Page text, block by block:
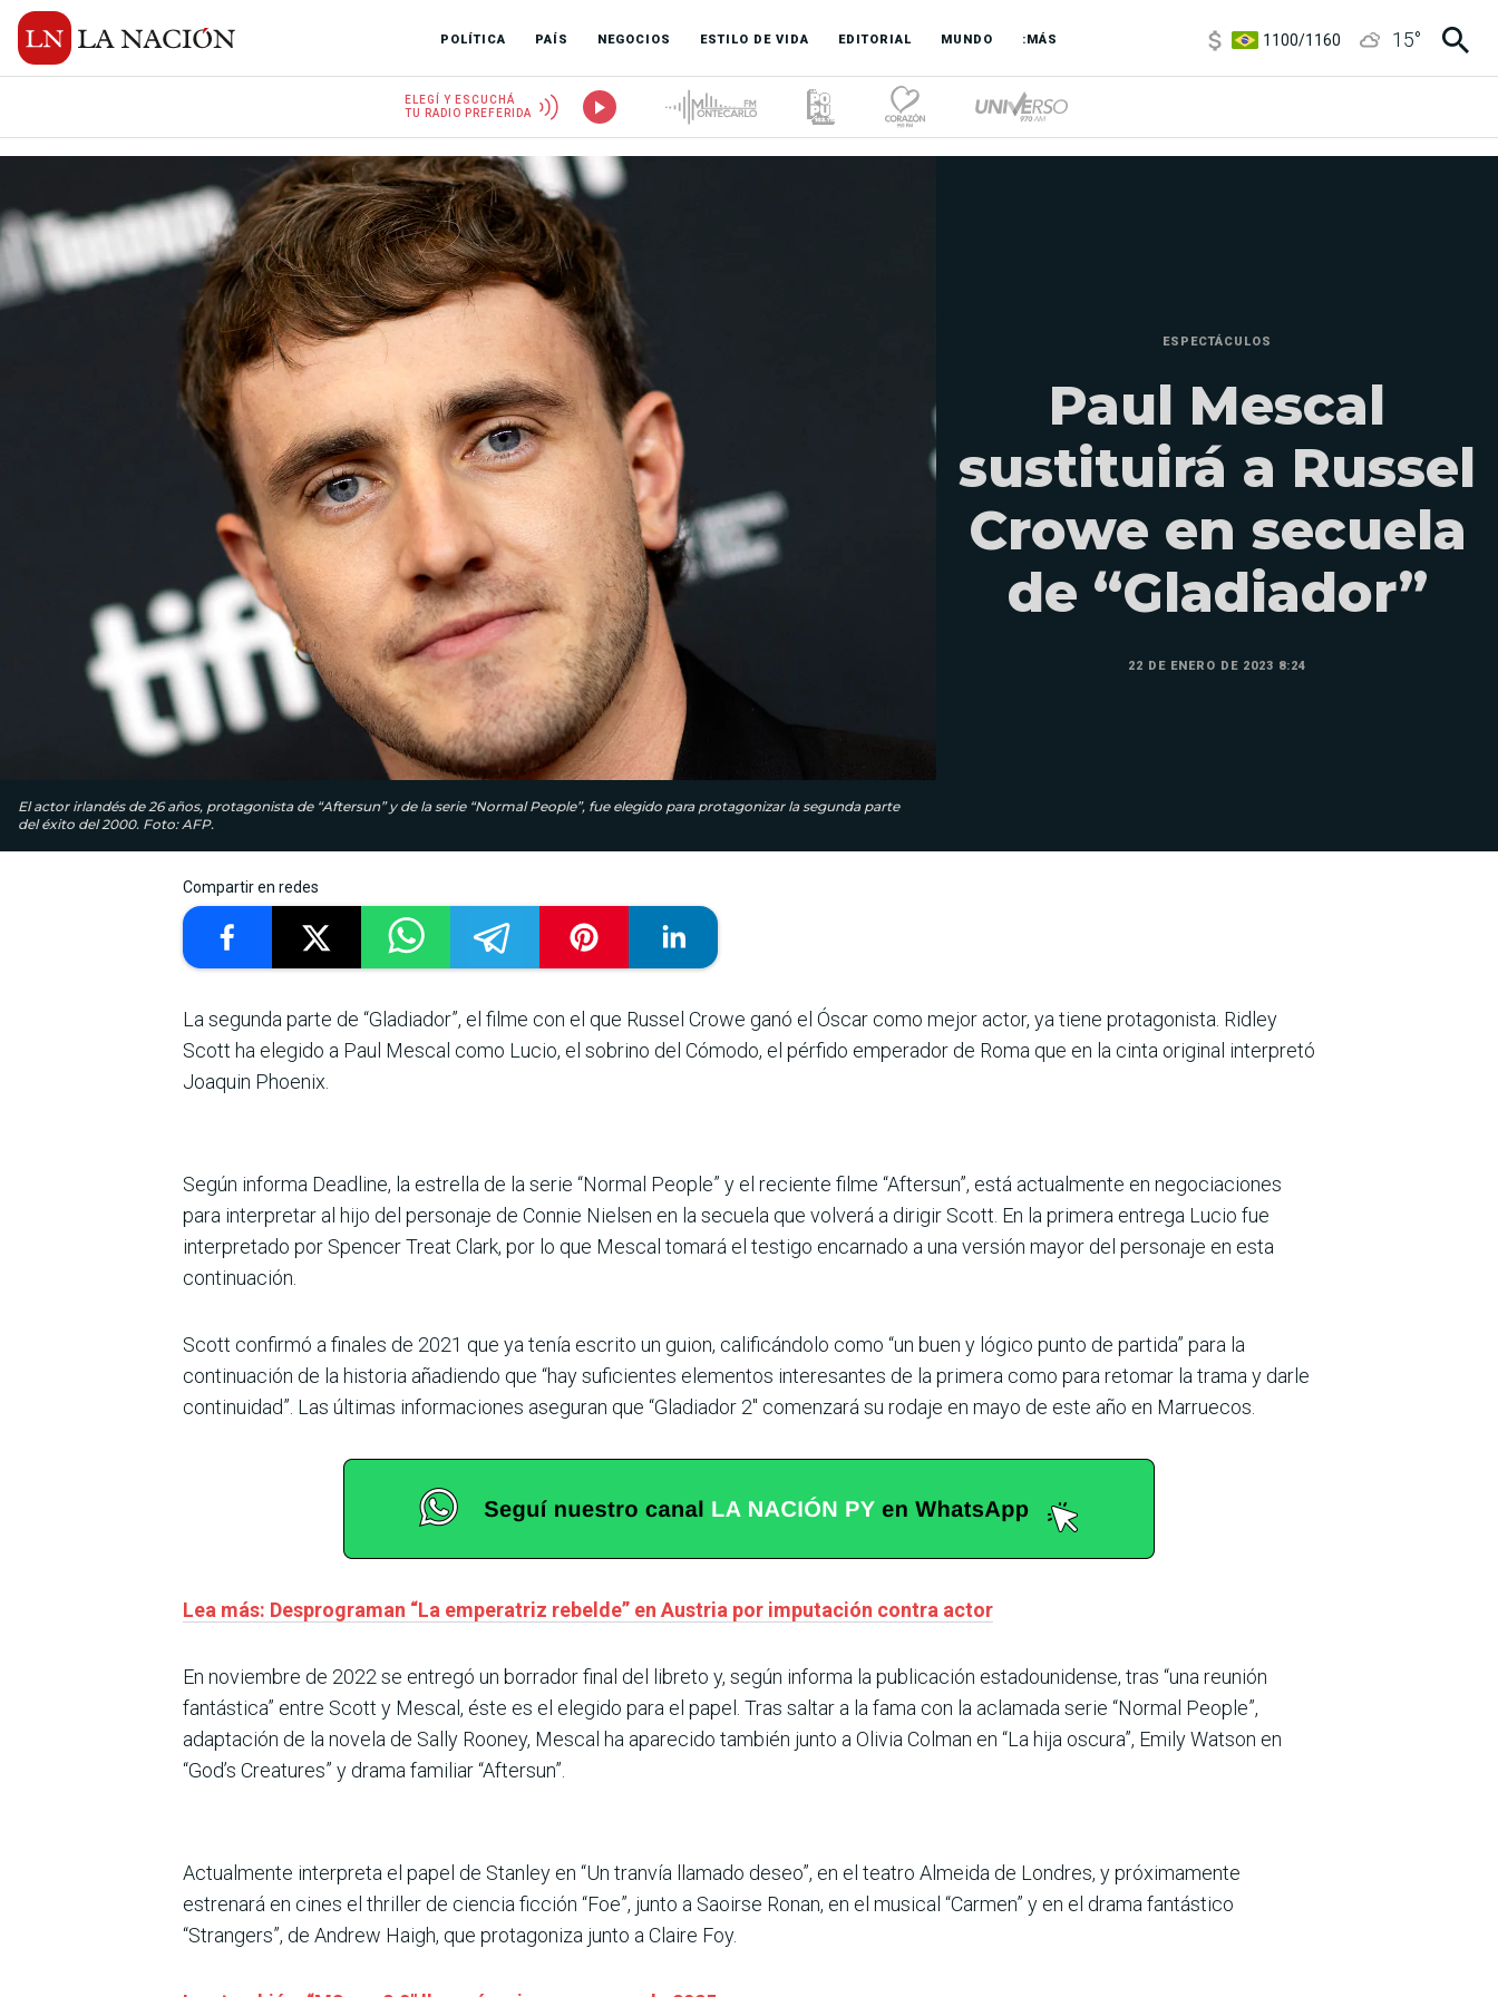
POLÍTICA PAÍS NEGOCIOS ESTILO DE VIDA EDITORIAL MUNDO :MÁS
3,8/4
6850/7200
15°
ELEGÍ Y ESCUCHÁ
TU RADIO PREFERIDA
El actor irlandés de 26 años, protagonista de “Aftersun” y de la serie “Normal People”, fue elegido para protagonizar la segunda parte
del éxito del 2000. Foto: AFP.
ESPECTÁCULOS
Paul Mescal
sustituirá a Russel
Crowe en secuela
de “Gladiador”
22 DE ENERO DE 2023 8:24
Compartir en redes
La segunda parte de “Gladiador”, el filme con el que Russel Crowe ganó el Óscar como mejor actor, ya tiene protagonista. Ridley
Scott ha elegido a Paul Mescal como Lucio, el sobrino del Cómodo, el pérfido emperador de Roma que en la cinta original interpretó
Joaquin Phoenix.
Según informa Deadline, la estrella de la serie “Normal People” y el reciente filme “Aftersun”, está actualmente en negociaciones
para interpretar al hijo del personaje de Connie Nielsen en la secuela que volverá a dirigir Scott. En la primera entrega Lucio fue
interpretado por Spencer Treat Clark, por lo que Mescal tomará el testigo encarnado a una versión mayor del personaje en esta
continuación.
Scott confirmó a finales de 2021 que ya tenía escrito un guion, calificándolo como “un buen y lógico punto de partida” para la
continuación de la historia añadiendo que “hay suficientes elementos interesantes de la primera como para retomar la trama y darle
continuidad”. Las últimas informaciones aseguran que “Gladiador 2″ comenzará su rodaje en mayo de este año en Marruecos.
Lea más: Desprograman “La emperatriz rebelde” en Austria por imputación contra actor
En noviembre de 2022 se entregó un borrador final del libreto y, según informa la publicación estadounidense, tras “una reunión
fantástica” entre Scott y Mescal, éste es el elegido para el papel. Tras saltar a la fama con la aclamada serie “Normal People”,
adaptación de la novela de Sally Rooney, Mescal ha aparecido también junto a Olivia Colman en “La hija oscura”, Emily Watson en
“God’s Creatures” y drama familiar “Aftersun”.
Actualmente interpreta el papel de Stanley en “Un tranvía llamado deseo”, en el teatro Almeida de Londres, y próximamente
estrenará en cines el thriller de ciencia ficción “Foe”, junto a Saoirse Ronan, en el musical “Carmen” y en el drama fantástico
“Strangers”, de Andrew Haigh, que protagoniza junto a Claire Foy.